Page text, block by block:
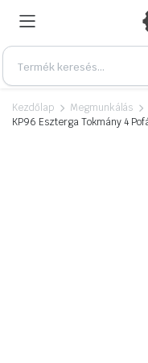
Kezdőlap Megmunkálás
KP96 Eszterga Tokmány 4